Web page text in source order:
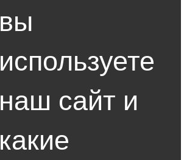
вы
используете
наш сайт и
какие